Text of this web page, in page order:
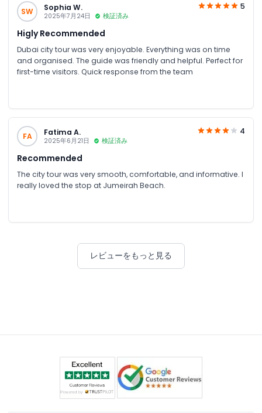
SW Sophia W.
2025年7月24日 検証済み
5
Higly Recommended
Dubai city tour was very enjoyable. Everything was on time
and organised. The guide was friendly and helpful. Perfect for
first-time visitors. Quick response from the team
FA Fatima A.
2025年6月21日 検証済み
4
Recommended
The city tour was very smooth, comfortable, and informative. I
really loved the stop at Jumeirah Beach.
レビューをもっと見る